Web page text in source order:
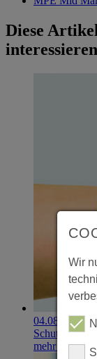
Diese
04.08.2026
mehr erfahren
Wir